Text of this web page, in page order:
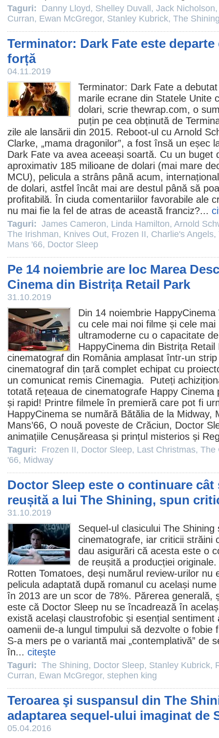
Taguri: Danny Lloyd, Shelley Duvall , Jack Nicholson
Curran, Ewan McGregor, Stanley Kubrick, The
Terminator: Dark Fate este
forță
04.11.2019
Terminator: Dark Fate a
marile ecrane din Statele Unite
dolari, scrie thewrap.com, o
puțin pe cea obținută de
zile ale lansării din 2015. Reboot-ul cu Arnold
Clarke, „mama dragonilor”, a fost însă un eșec
Dark Fate va avea aceeași soartă. Cu un buget
aproximativ 185 milioane de dolari (mai mare
MCU), pelicula a strâns până acum,
de dolari, astfel încât mai are destul până să
profitabilă. În ciuda comentariilor favorabile ale
nu mai fie la fel de atras de această franciz?...
Taguri: James Cameron, Linda Hamilton, Arnold
The Irishman, Knives Out, Frozen II, Charlie's Angels,
Mans '66, Doctor Sleep
Pe 14 noiembrie are loc Marea
Cinema din Bistrița Retail Park
31.10.2019
Din 14 noiembrie
cu cele mai noi filme și cele
ultramoderne cu o capacitate
HappyCinema din Bistrița
cinematograf din România amplasat într-un
cinematograf din țară complet echipat cu
un comunicat remis Cinemagia. Puteți
totată rețeaua de cinematografe Happy Cinema
și rapid! Printre filmele în premieră care pot fi
HappyCinema se numără Bătălia de la Midway,
Mans’66, O nouă poveste de Crăciun, Doctor
animațiile Cenușăreasa și prințul misterios și
Taguri: Frozen II, Doctor Sleep, Last Christmas, The
'66, Midway
Doctor Sleep este o continuare cât
reușită a lui The Shining, spun
31.10.2019
Sequel-ul clasicului The
cinematografe, iar criticii străini
dau asigurări că acesta este o
de reușită a producției
Rotten Tomatoes, deși numărul review-urilor nu
pelicula adaptată după romanul cu același
în 2013 are un scor de 78%. Părerea generală,
este că Doctor Sleep nu se încadrează în
există același claustrofobic și esențial
oamenii de-a lungul timpului să dezvolte o fobie
S-a mers pe o variantă mai „contemplativă” de
în... citeşte
Taguri: The Shining, Doctor Sleep, Stanley Kubrick,
Curran, Ewan McGregor, stephen king
Teroarea şi suspansul din The
adaptarea sequel-ului imaginat de
05.04.2016